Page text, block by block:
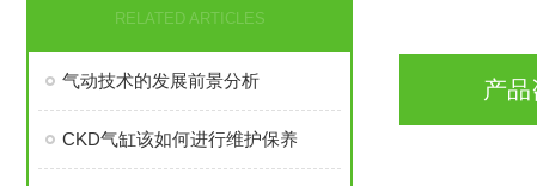
RELATED ARTICLES
气动技术的发展前景分析
CKD气缸该如何进行维护保养
产品